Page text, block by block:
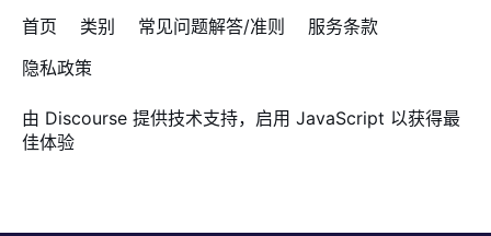
首页 类别 常见问题解答/准则
服务条款
隐私政策
由 Discourse 提供技术支持，启用 JavaScript 以获得最
佳体验